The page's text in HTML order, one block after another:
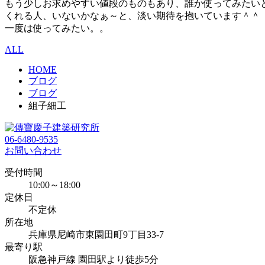
もう少しお求めやすい値段のものもあり、誰か使ってみたい
くれる人、いないかなぁ～と、淡い期待を抱いています＾＾
一度は使ってみたい。。
ALL
HOME
ブログ
ブログ
組子細工
06-6480-9535
お問い合わせ
受付時間
10:00～18:00
定休日
不定休
所在地
兵庫県尼崎市東園田町9丁目33-7
最寄り駅
阪急神戸線 園田駅より徒歩5分